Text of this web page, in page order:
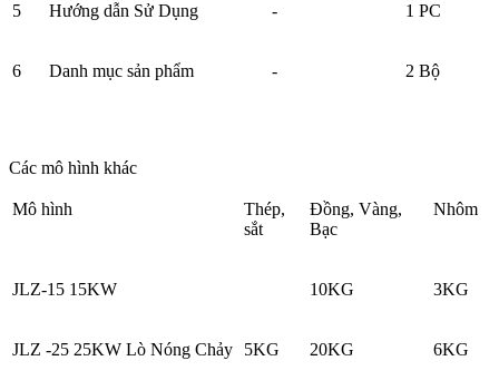
5 Hướng dẫn Sử Dụng - 1 PC
6 Danh mục sản phẩm - 2 Bộ
Các mô hình khác
Mô hình
Thép,
sắt
Đồng, Vàng,
Bạc
Nhôm
JLZ-15 15KW 10KG 3KG
JLZ -25 25KW Lò Nóng Chảy 5KG 20KG 6KG